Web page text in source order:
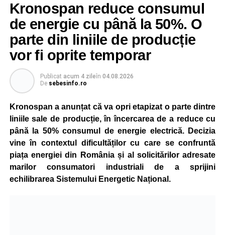
Kronospan reduce consumul
de energie cu până la 50%. O
parte din liniile de producție
vor fi oprite temporar
Publicat acum 4 zileîn 04.08.2026
De sebesinfo.ro
Kronospan a anunțat că va opri etapizat o parte dintre
liniile sale de producție, în încercarea de a reduce cu
până la 50% consumul de energie electrică. Decizia
vine în contextul dificultăților cu care se confruntă
piața energiei din România și al solicitărilor adresate
marilor consumatori industriali de a sprijini
echilibrarea Sistemului Energetic Național.